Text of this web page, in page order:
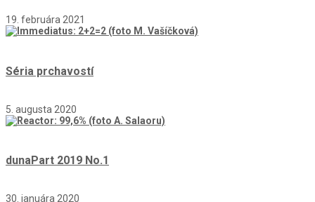
19. februára 2021
Séria prchavostí
5. augusta 2020
dunaPart 2019 No.1
30. januára 2020